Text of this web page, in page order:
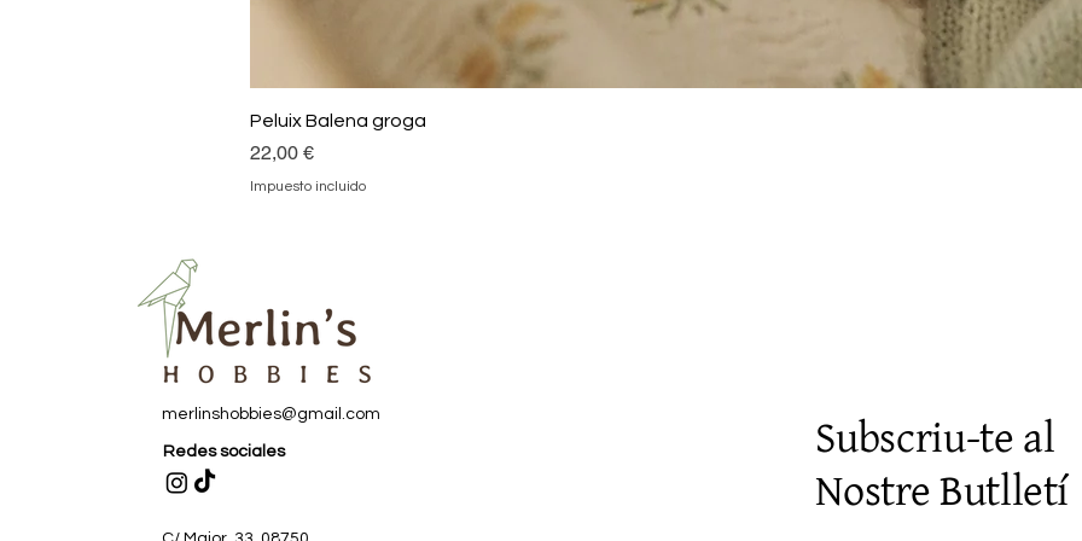
Peluix Balena groga
Precio
22,00 €
Impuesto incluido
merlinshobbies@gmail.com
Redes sociales
Subscriu-te al
Nostre Butlletí